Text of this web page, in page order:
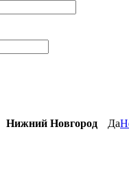
Нижний Новгород Да